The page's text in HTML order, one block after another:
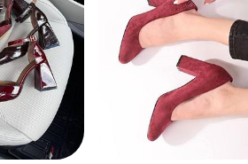
/
бургунді
Туфлі жіночі
1